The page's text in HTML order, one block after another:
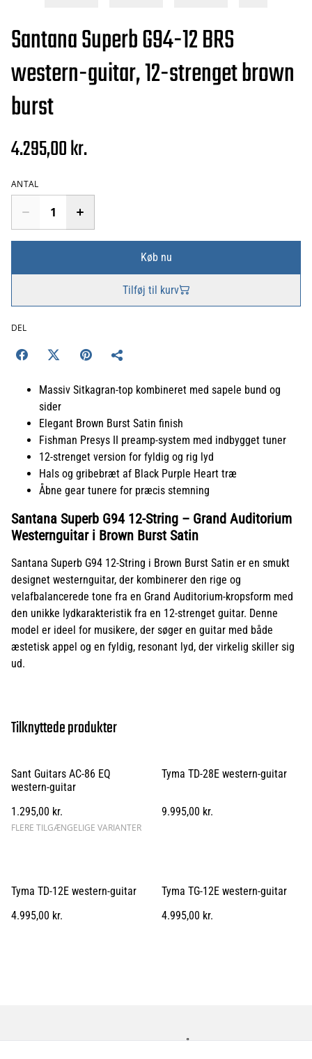
Santana Superb G94-12 BRS
western-guitar, 12-strenget brown
burst
4.295,00 kr.
ANTAL
Køb nu
Tilføj til kurv
DEL
Massiv Sitkagran-top kombineret med sapele bund og
sider
Elegant Brown Burst Satin finish
Fishman Presys II preamp-system med indbygget tuner
12-strenget version for fyldig og rig lyd
Hals og gribebræt af Black Purple Heart træ
Åbne gear tunere for præcis stemning
Santana Superb G94 12-String – Grand Auditorium
Westernguitar i Brown Burst Satin
Santana Superb G94 12-String i Brown Burst Satin er en smukt
designet westernguitar, der kombinerer den rige og
velafbalancerede tone fra en Grand Auditorium-kropsform med
den unikke lydkarakteristik fra en 12-strenget guitar. Denne
model er ideel for musikere, der søger en guitar med både
æstetisk appel og en fyldig, resonant lyd, der virkelig skiller sig
ud.
Tilknyttede produkter
Sant Guitars AC-86 EQ
western-guitar
1.295,00 kr.
FLERE TILGÆNGELIGE VARIANTER
Tyma TD-28E western-guitar
9.995,00 kr.
Tyma TD-12E western-guitar
4.995,00 kr.
Tyma TG-12E western-guitar
4.995,00 kr.
Kontakt os
Åbningstider